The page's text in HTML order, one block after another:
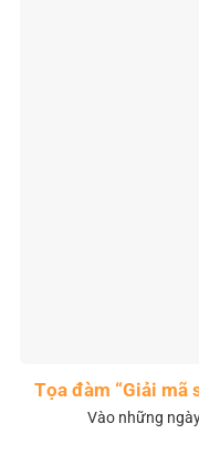
Tọa đàm “Giải mã
Vào những